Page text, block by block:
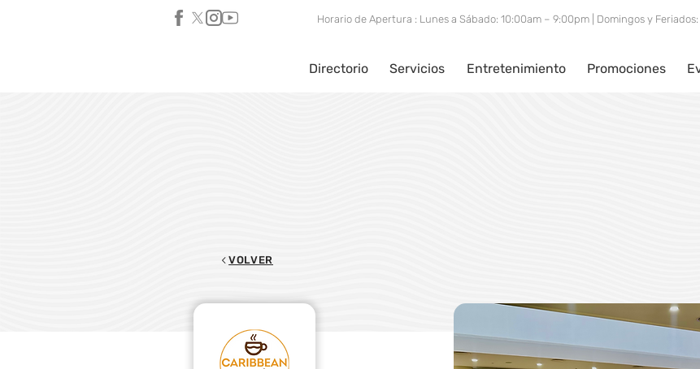
Directorio Servicios Entretenimiento Promociones
Horario de Apertura : Lunes a Sábado: 10:00am – 9:00pm | Domingos y
VOLVER